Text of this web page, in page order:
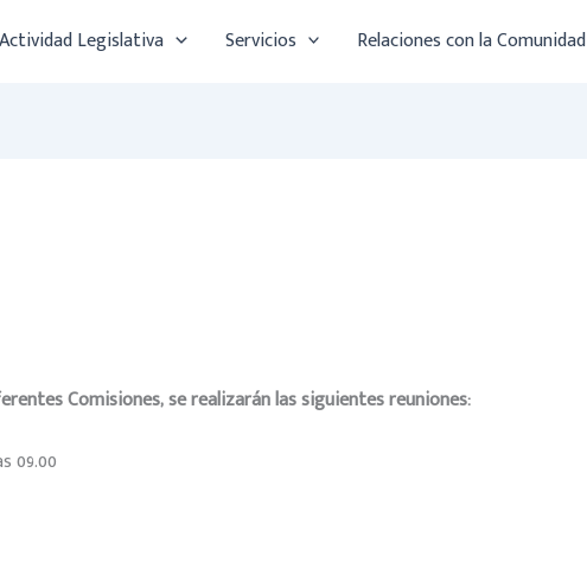
Actividad Legislativa Servicios Relaciones con la Comunidad
Comisiones, serealizarán las siguientes reuniones:
09.00